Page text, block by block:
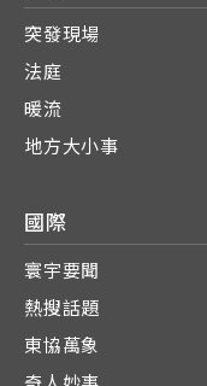
突發現場
法庭
暖流
地方大小事
國際
寰宇要聞
熱搜話題
東協萬象